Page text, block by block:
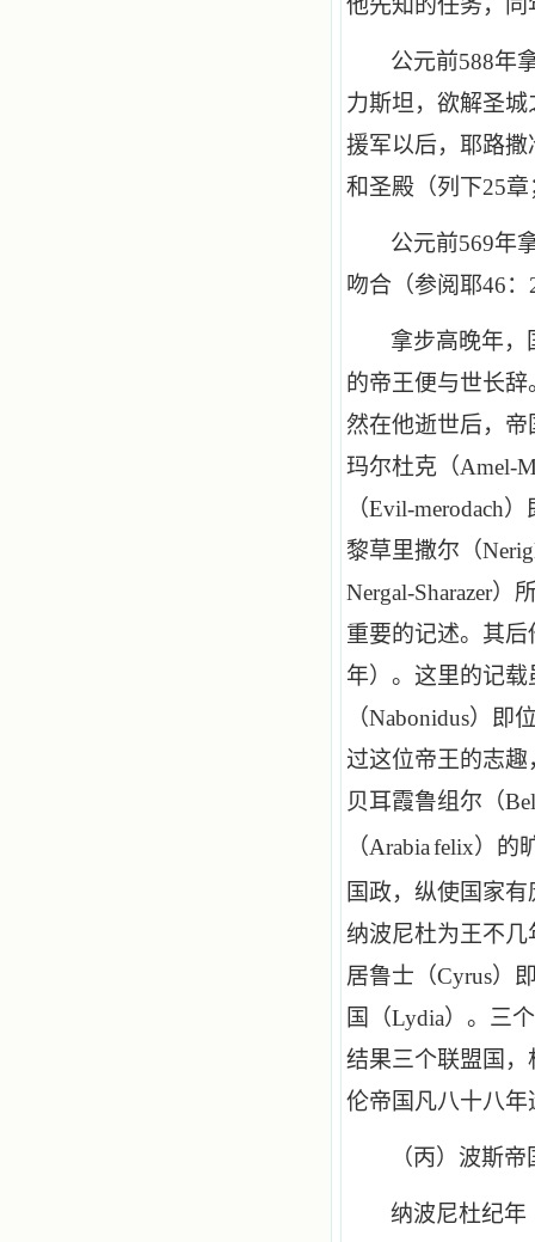
他先知的任务，
公元前588年
力斯坦，欲解圣
援军以后，耶路
和圣殿（列下25章
公元前569年
吻合（参阅耶46：
拿步高晚年，
的帝王便与世长
然在他逝世后，
玛尔杜克（Amel-
（Evil-merodach）
黎草里撒尔（
Nergal-Sharazer）
重要的记述。其
年）。这里的记
（Nabonidus）即
过这位帝王的志
贝耳霞鲁组尔（Bel
（Arabiafelix）的
国政，纵使国家
纳波尼杜为王不几
居鲁士（Cyrus）
国（Lydia）。三
结果三个联盟国
伦帝国凡八十八年
（丙）波斯
纳波尼杜纪